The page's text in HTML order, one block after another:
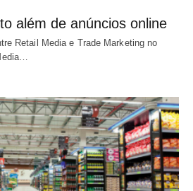
além de anúncios online
Retail Media e Trade Marketing no